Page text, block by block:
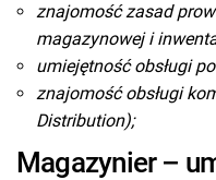
znajomość zasad
magazynowej i
umiejętność obsługi
znajomość obsługi
Distribution);
Magazynier –